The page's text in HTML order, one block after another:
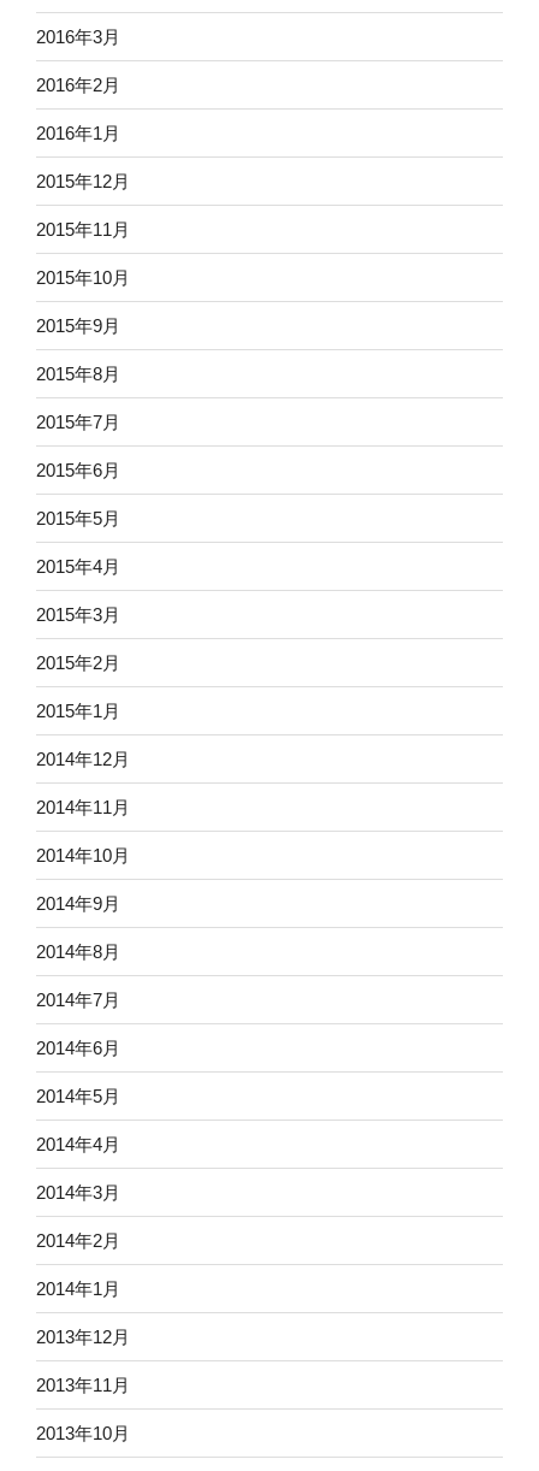
2016年3月
2016年2月
2016年1月
2015年12月
2015年11月
2015年10月
2015年9月
2015年8月
2015年7月
2015年6月
2015年5月
2015年4月
2015年3月
2015年2月
2015年1月
2014年12月
2014年11月
2014年10月
2014年9月
2014年8月
2014年7月
2014年6月
2014年5月
2014年4月
2014年3月
2014年2月
2014年1月
2013年12月
2013年11月
2013年10月